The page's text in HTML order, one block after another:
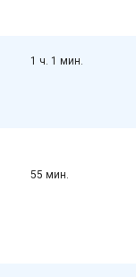
1 ч. 1 мин.
55 мин.